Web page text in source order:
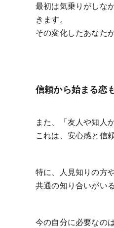
最初は気乗りがしな
きます。
その変化したあなた
信頼から始まる恋
また、「友人や知人
これは、安心感と信
特に、人見知りの方
共通の知り合いがい
今の自分に必要なの